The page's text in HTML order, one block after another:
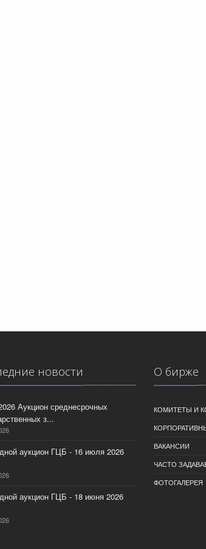
новости
Аукцион среднесрочных
з...
аукцион ГЦБ - 16 июля 2026
аукцион ГЦБ - 18 июня 2026
О бирже
КОМИТЕТЫ И
ВАКАНСИИ
ЧАСТО
ФОТОГАЛЕРЕЯ